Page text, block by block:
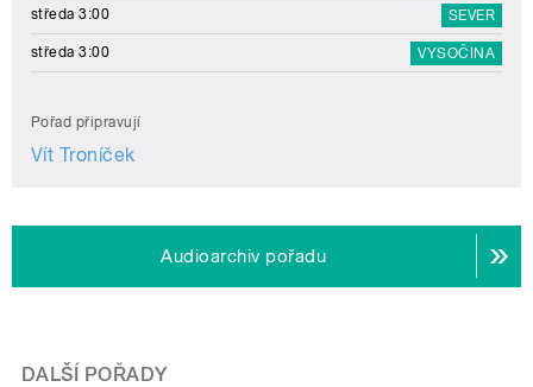
středa 3:00 SEVER
středa 3:00 VYSOČINA
Pořad připravují
Vít Troníček
Audioarchiv pořadu
DALŠÍ POŘADY